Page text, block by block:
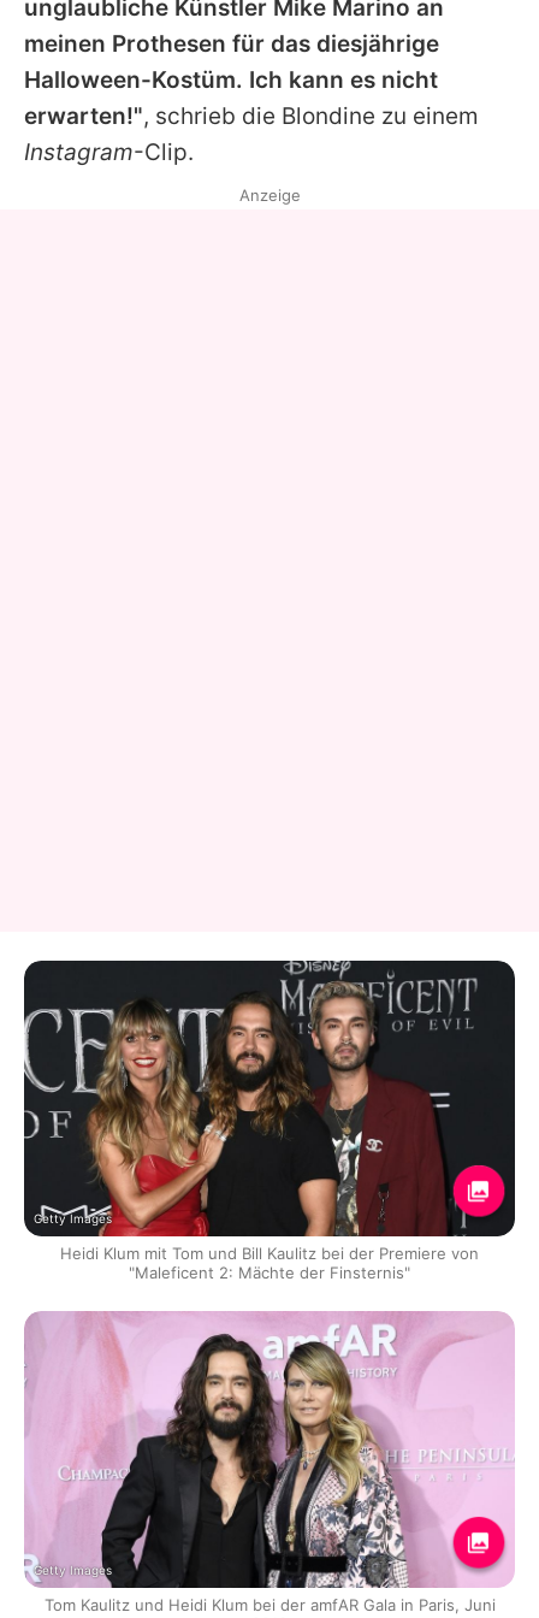
unglaubliche Künstler Mike Marino an
meinen Prothesen für das diesjährige
Halloween-Kostüm. Ich kann es nicht
erwarten!", schrieb die Blondine zu einem
Instagram-Clip.
Anzeige
Getty Images
Heidi Klum mit Tom und Bill Kaulitz bei der Premiere von
"Maleficent 2: Mächte der Finsternis"
Getty Images
Tom Kaulitz und Heidi Klum bei der amfAR Gala in Paris, Juni